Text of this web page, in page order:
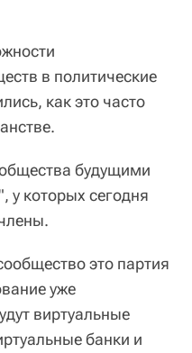
в политические
как это часто
будущими
у которых сегодня
это партия
уже
виртуальные
банки и